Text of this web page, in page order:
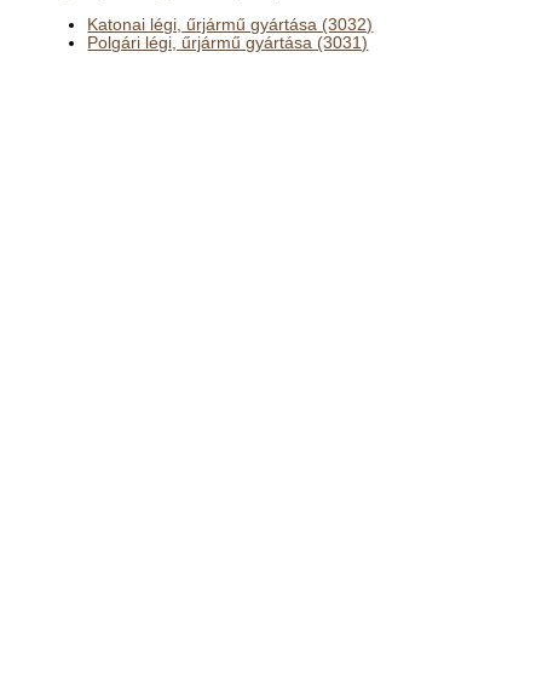
Katonai légi, űrjármű gyártása (3032)
Polgári légi, űrjármű gyártása (3031)